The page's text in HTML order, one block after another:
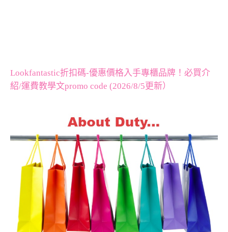
Lookfantastic折扣碼-優惠價格入手專櫃品牌！必買介
紹/運費教學文promo code (2026/8/5更新）